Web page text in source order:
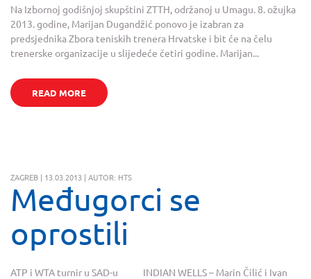
Na Izbornoj godišnjoj skupštini ZTTH, održanoj u Umagu. 8. ožujka
2013. godine, Marijan Dugandžić ponovo je izabran za
predsjednika Zbora teniskih trenera Hrvatske i bit će na čelu
trenerske organizacije u slijedeće četiri godine. Marijan...
READ MORE
ZAGREB | 13.03.2013 | AUTOR: HTS
Međugorci se
oprostili
ATP i WTA turnir u SAD-u INDIAN WELLS – Marin Čilić i Ivan